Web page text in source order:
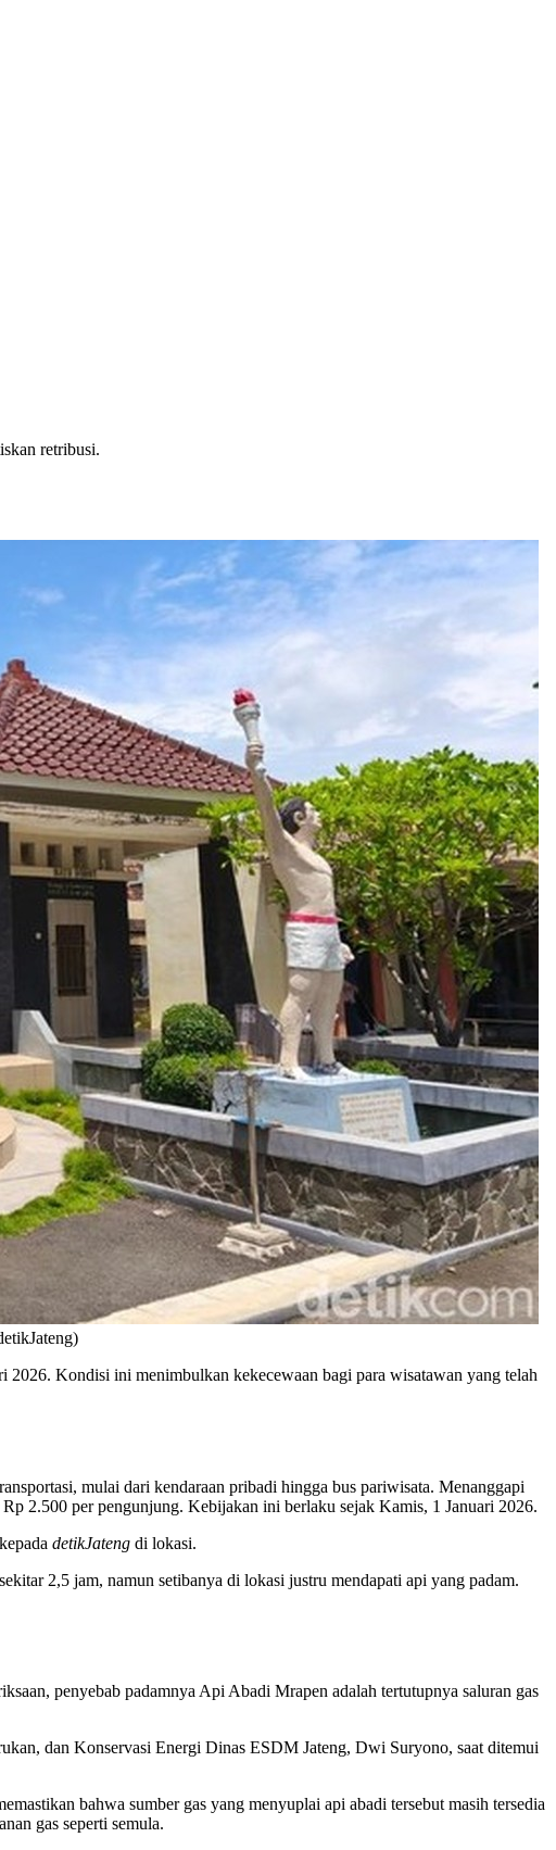
retribusi.
Kondisi ini menimbulkan kekecewaan bagi para wisatawan yang telah
mulai dari kendaraan pribadi hingga bus pariwisata. Menanggapi
2.500 per pengunjung. Kebijakan ini berlaku sejak Kamis, 1 Januari 2026.
detikJateng di lokasi.
2,5 jam, namun setibanya di lokasi justru mendapati api yang padam.
penyebab padamnya Api Abadi Mrapen adalah tertutupnya saluran gas
dan Konservasi Energi Dinas ESDM Jateng, Dwi Suryono, saat ditemui
bahwa sumber gas yang menyuplai api abadi tersebut masih tersedia
gas seperti semula.